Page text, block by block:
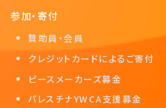
参加・寄付
賛助員・会員
クレジットカードによるご寄付
ピースメーカーズ募金
パレスチナYWCA支援募金